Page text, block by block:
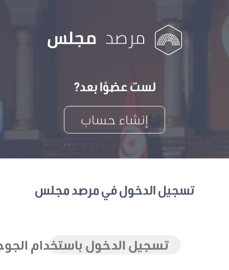
لست عضوًا بعد?
إنشاء حساب
تسجيل الدخول في مرصد مجلس
تسجيل الدخول باستخدام الجوجل